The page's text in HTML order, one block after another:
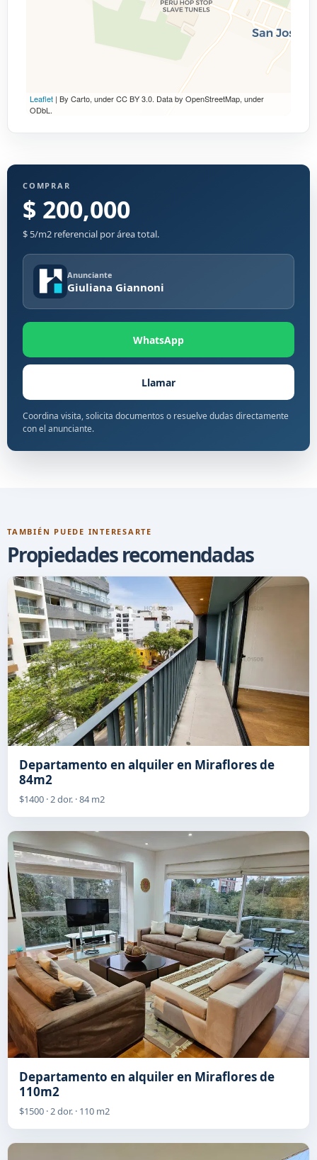
Leaflet | By Carto, under CC BY 3.0. Data by OpenStreetMap, under
ODbL.
COMPRAR
$ 200,000
$ 5/m2 referencial por área total.
Anunciante
Giuliana Giannoni
WhatsApp
Llamar
Coordina visita, solicita documentos o resuelve dudas directamente
con el anunciante.
TAMBIÉN PUEDE INTERESARTE
Propiedades recomendadas
Departamento en alquiler en Miraflores de
84m2
$1400 · 2 dor. · 84 m2
Departamento en alquiler en Miraflores de
110m2
$1500 · 2 dor. · 110 m2